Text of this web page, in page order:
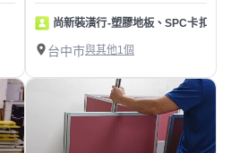
尚新裝潢行-塑膠地板、SPC卡扣地
台中市與其他1個